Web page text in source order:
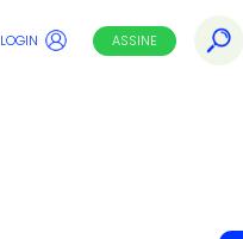
LOGIN ASSINE